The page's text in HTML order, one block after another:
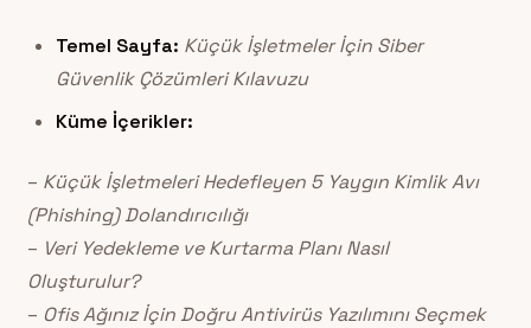
Temel Sayfa: Küçük İşletmeler İçin Siber
Güvenlik Çözümleri Kılavuzu
Küme İçerikler:
– Küçük İşletmeleri Hedefleyen 5 Yaygın Kimlik Avı
(Phishing) Dolandırıcılığı
– Veri Yedekleme ve Kurtarma Planı Nasıl
Oluşturulur?
– Ofis Ağınız İçin Doğru Antivirüs Yazılımını Seçmek